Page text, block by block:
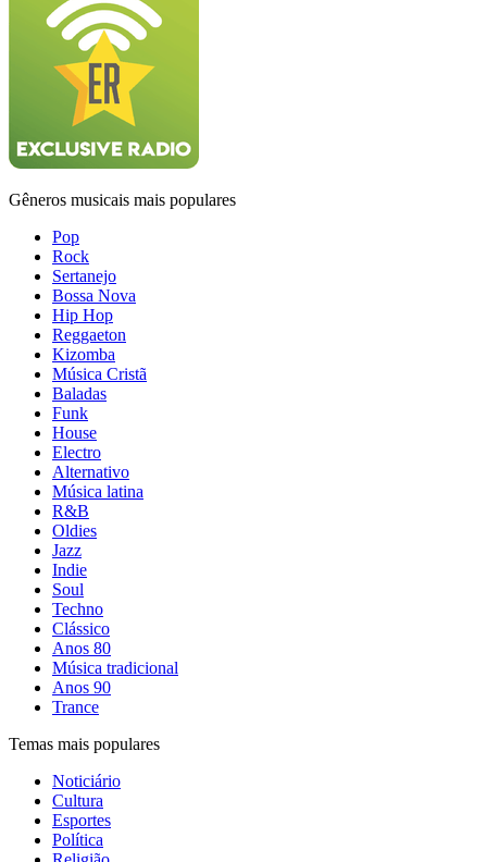
Gêneros musicais mais populares
Pop
Rock
Sertanejo
Bossa Nova
Hip Hop
Reggaeton
Kizomba
Música Cristã
Baladas
Funk
House
Electro
Alternativo
Música latina
R&B
Oldies
Jazz
Indie
Soul
Techno
Clássico
Anos 80
Música tradicional
Anos 90
Trance
Temas mais populares
Noticiário
Cultura
Esportes
Política